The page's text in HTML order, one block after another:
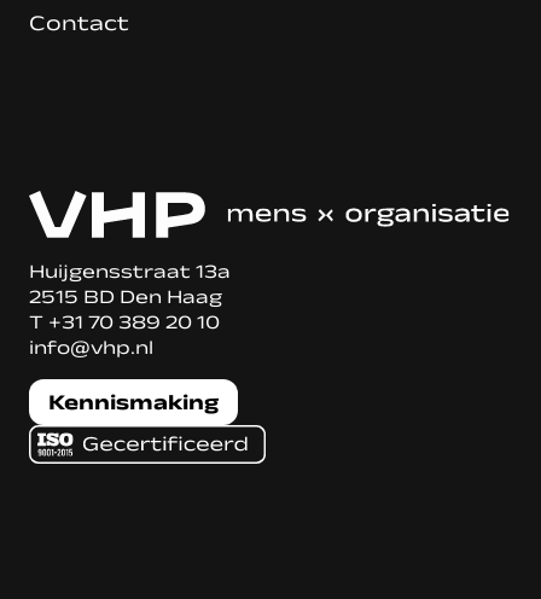
Contact
Huijgensstraat 13a
2515 BD Den Haag
T +31 70 389 20 10
info@vhp.nl
Kennismaking